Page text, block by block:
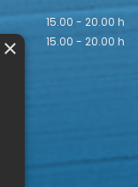
15.00 - 20.00 h
15.00 - 20.00 h
×